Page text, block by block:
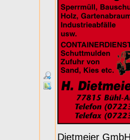
Dietmeier